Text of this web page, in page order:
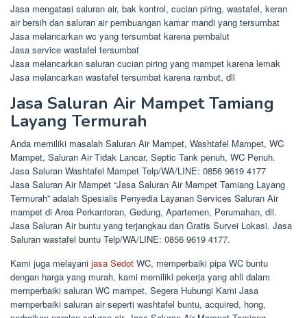
Jasa mengatasi saluran air, bak kontrol, cucian piring, wastafel, keran
air bersih dan saluran air pembuangan kamar mandi yang tersumbat
Jasa melancarkan wc yang tersumbat karena pembalut
Jasa service wastafel tersumbat
Jasa melancarkan saluran cucian piring yang mampet karena lemak
Jasa melancarkan wastafel tersumbat karena rambut, dll
Jasa Saluran Air Mampet Tamiang
Layang Termurah
Anda memiliki masalah Saluran Air Mampet, Washtafel Mampet, WC
Mampet, Saluran Air Tidak Lancar, Septic Tank penuh, WC Penuh.
Jasa Saluran Washtafel Mampet Telp/WA/LINE: 0856 9619 4177
Jasa Saluran Air Mampet “Jasa Saluran Air Mampet Tamiang Layang
Termurah” adalah Spesialis Penyedia Layanan Services Saluran Air
mampet di Area Perkantoran, Gedung, Apartemen, Perumahan, dll.
Jasa Saluran Air buntu yang terjangkau dan Gratis Survei Lokasi. Jasa
Saluran wastafel buntu Telp/WA/LINE: 0856 9619 4177.
Kami juga melayani jasa Sedot WC, memperbaiki pipa WC buntu
dengan harga yang murah, kami memiliki pekerja yang ahli dalam
memperbaiki saluran WC mampet. Segera Hubungi Kami Jasa
memperbaiki saluran air seperti washtafel buntu, acquired, hong,